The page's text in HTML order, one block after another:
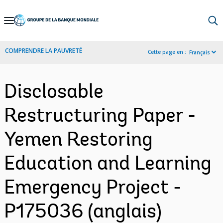
Skip
Navigation
COMPRENDRE LA PAUVRETÉ Cette page en : Français
Disclosable
Restructuring Paper -
Yemen Restoring
Education and Learning
Emergency Project -
P175036 (anglais)